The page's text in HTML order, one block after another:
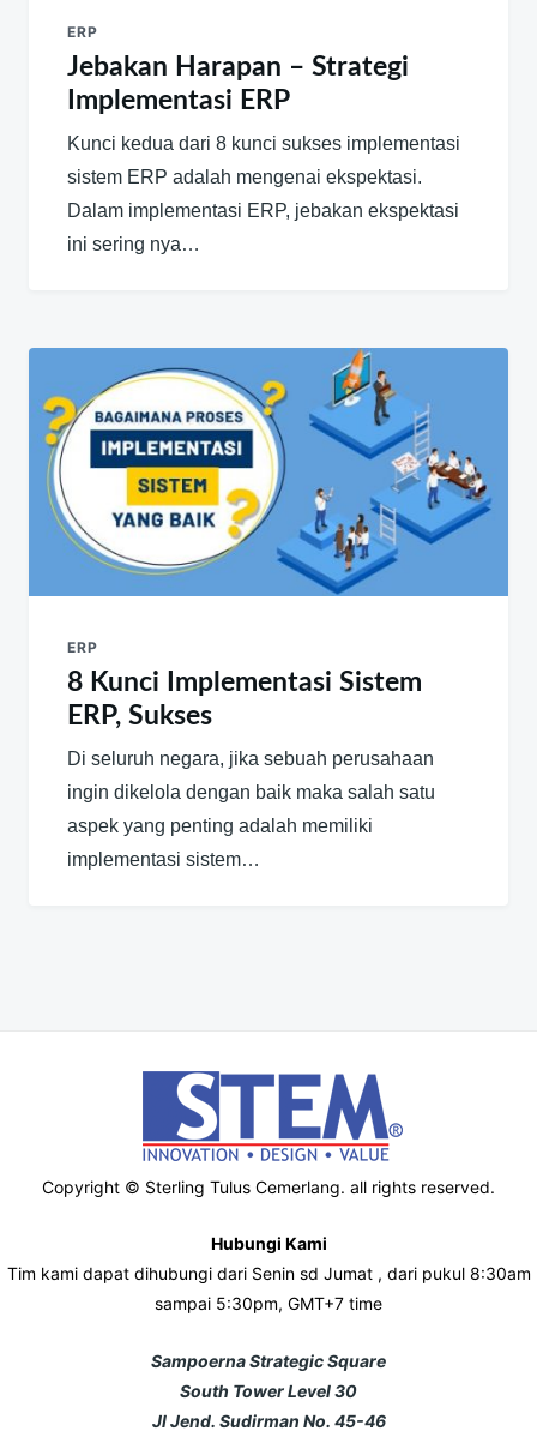
ERP
Jebakan Harapan – Strategi
Implementasi ERP
Kunci kedua dari 8 kunci sukses implementasi
sistem ERP adalah mengenai ekspektasi.
Dalam implementasi ERP, jebakan ekspektasi
ini sering nya…
ERP
8 Kunci Implementasi Sistem
ERP, Sukses
Di seluruh negara, jika sebuah perusahaan
ingin dikelola dengan baik maka salah satu
aspek yang penting adalah memiliki
implementasi sistem…
Copyright © Sterling Tulus Cemerlang. all rights reserved.
Hubungi Kami
Tim kami dapat dihubungi dari Senin sd Jumat , dari pukul 8:30am
sampai 5:30pm, GMT+7 time
Sampoerna Strategic Square
South Tower Level 30
Jl Jend. Sudirman No. 45-46